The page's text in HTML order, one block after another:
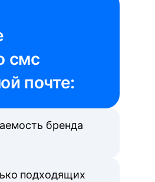
смс
почте:
бренда
подходящих